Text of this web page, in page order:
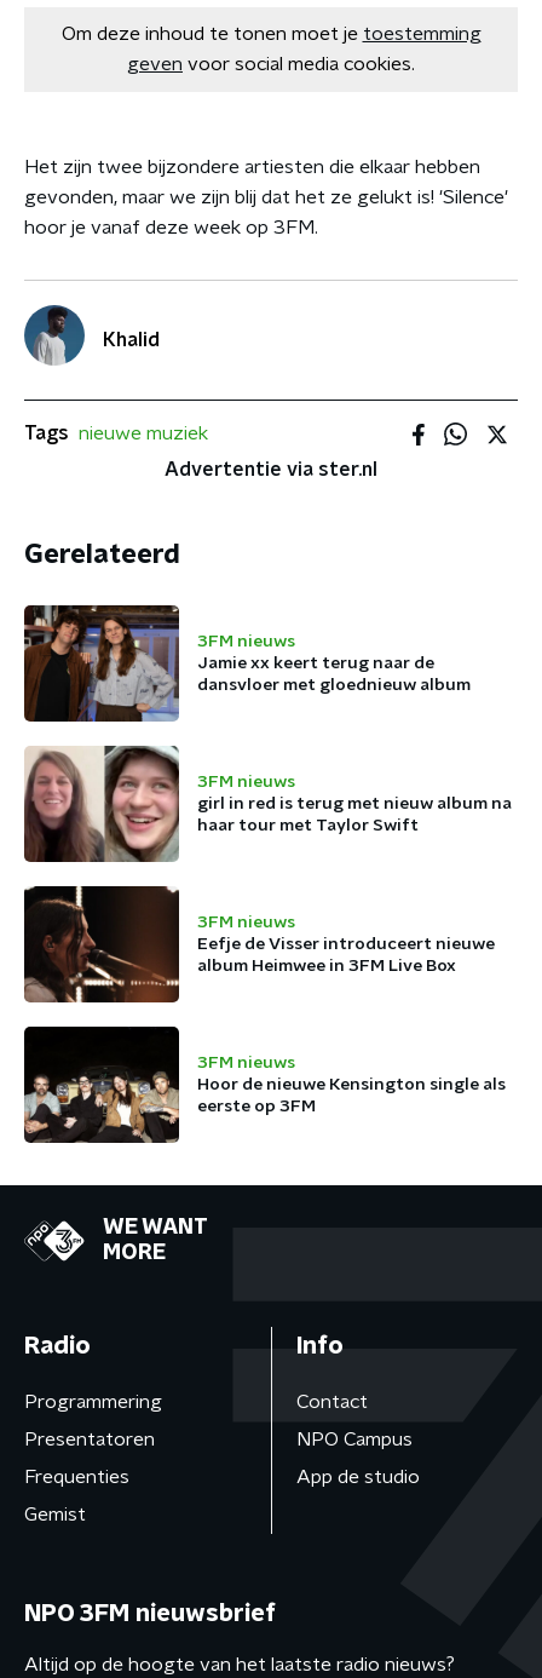
Om deze inhoud te tonen moet je toestemming
geven voor social media cookies.
Het zijn twee bijzondere artiesten die elkaar hebben
gevonden, maar we zijn blij dat het ze gelukt is! 'Silence'
hoor je vanaf deze week op 3FM.
Khalid
Tags nieuwe muziek
Advertentie via ster.nl
Gerelateerd
3FM nieuws
Jamie xx keert terug naar de
dansvloer met gloednieuw album
3FM nieuws
girl in red is terug met nieuw album na
haar tour met Taylor Swift
3FM nieuws
Eefje de Visser introduceert nieuwe
album Heimwee in 3FM Live Box
3FM nieuws
Hoor de nieuwe Kensington single als
eerste op 3FM
WE WANT
MORE
Radio
Programmering
Presentatoren
Frequenties
Gemist
Info
Contact
NPO Campus
App de studio
NPO 3FM nieuwsbrief
Altijd op de hoogte van het laatste radio nieuws?